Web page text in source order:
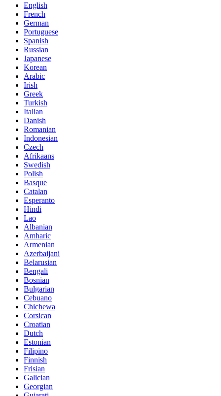
English
French
German
Portuguese
Spanish
Russian
Japanese
Korean
Arabic
Irish
Greek
Turkish
Italian
Danish
Romanian
Indonesian
Czech
Afrikaans
Swedish
Polish
Basque
Catalan
Esperanto
Hindi
Lao
Albanian
Amharic
Armenian
Azerbaijani
Belarusian
Bengali
Bosnian
Bulgarian
Cebuano
Chichewa
Corsican
Croatian
Dutch
Estonian
Filipino
Finnish
Frisian
Galician
Georgian